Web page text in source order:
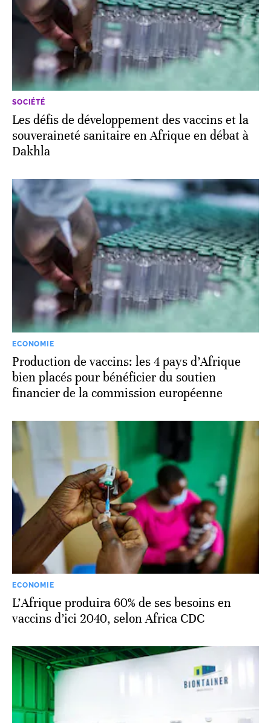
SOCIÉTÉ
Les défis de développement des vaccins et la
souveraineté sanitaire en Afrique en débat à
Dakhla
ECONOMIE
Production de vaccins: les 4 pays d’Afrique
bien placés pour bénéficier du soutien
financier de la commission européenne
ECONOMIE
L’Afrique produira 60% de ses besoins en
vaccins d’ici 2040, selon Africa CDC